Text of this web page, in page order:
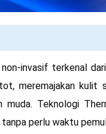
invasif terkenal
meremajakan kulit
muda. Teknologi
perlu waktu